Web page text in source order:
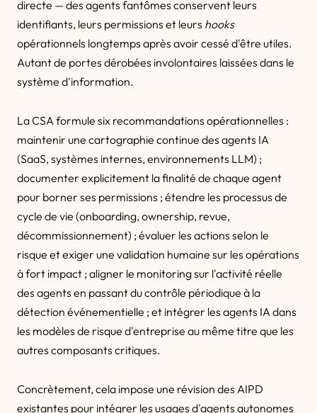
directe — des agents fantômes conservent leurs
identifiants, leurs permissions et leurs hooks
opérationnels longtemps après avoir cessé d'être utiles.
Autant de portes dérobées involontaires laissées dans le
système d'information.
La CSA formule six recommandations opérationnelles :
maintenir une cartographie continue des agents IA
(SaaS, systèmes internes, environnements LLM) ;
documenter explicitement la finalité de chaque agent
pour borner ses permissions ; étendre les processus de
cycle de vie (onboarding, ownership, revue,
décommissionnement) ; évaluer les actions selon le
risque et exiger une validation humaine sur les opérations
à fort impact ; aligner le monitoring sur l'activité réelle
des agents en passant du contrôle périodique à la
détection événementielle ; et intégrer les agents IA dans
les modèles de risque d'entreprise au même titre que les
autres composants critiques.
Concrètement, cela impose une révision des AIPD
existantes pour intégrer les usages d'agents autonomes